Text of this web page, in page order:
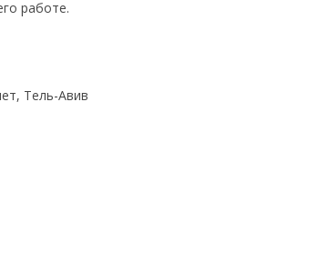
работе.
Тель-Авив